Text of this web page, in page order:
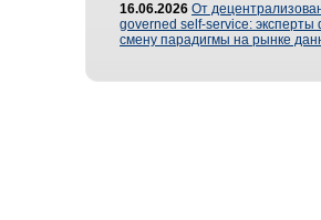
16.06.2026 От
governed self-service: эксперты
смену парадигмы на рынке